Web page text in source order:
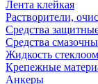
Лента клейкая
Растворители,
Средства
Средства
Жидкость
Крепежные
Анкеры